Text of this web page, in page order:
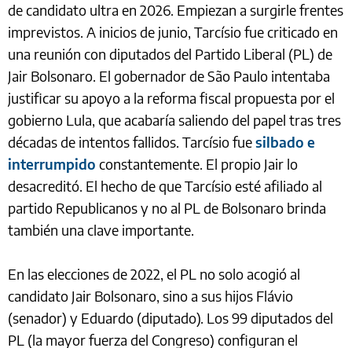
de candidato ultra en 2026. Empiezan a surgirle frentes
imprevistos. A inicios de junio, Tarcísio fue criticado en
una reunión con diputados del Partido Liberal (PL) de
Jair Bolsonaro. El gobernador de São Paulo intentaba
justificar su apoyo a la reforma fiscal propuesta por el
gobierno Lula, que acabaría saliendo del papel tras tres
décadas de intentos fallidos. Tarcísio fuesilbado e
interrumpido constantemente. El propio Jair lo
desacreditó. El hecho de que Tarcísio esté afiliado al
partido Republicanos y no al PL de Bolsonaro brinda
también una clave importante.
En las elecciones de 2022, el PL no solo acogió al
candidato Jair Bolsonaro, sino a sus hijos Flávio
(senador) y Eduardo (diputado). Los 99 diputados del
PL (la mayor fuerza del Congreso) configuran el